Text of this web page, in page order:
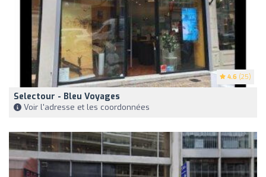
4.6 (25)
Selectour - Bleu Voyages
Voir l'adresse et les coordonnées